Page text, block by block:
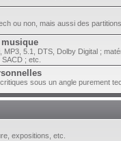
ou non, mais aussi des
musique
MP3, 5.1, DTS, Dolby Digital ;
; etc.
sous un angle purement
expositions, etc.